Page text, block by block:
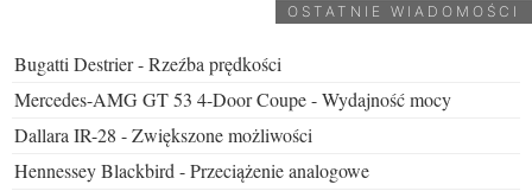
OSTATNIE WIADOMOŚCI
Bugatti Destrier - Rzeźba prędkości
Mercedes-AMG GT 53 4-Door Coupe - Wydajność mocy
Dallara IR-28 - Zwiększone możliwości
Hennessey Blackbird - Przeciążenie analogowe